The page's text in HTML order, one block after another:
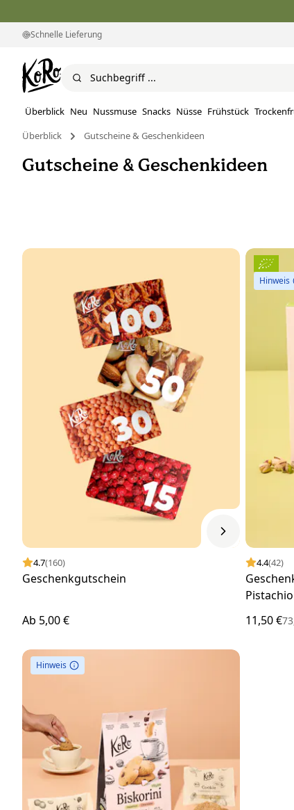
Schnelle Lieferung
Überblick Neu Nussmuse Snacks Nüsse Frühstück
Überblick
Gutscheine & Geschenkideen
Gutscheine & Geschenkideen
4.7(160)
Geschenkgutschein
Ab 5,00 €
Hinweis
4.4(42)
11,50 €
Hinweis